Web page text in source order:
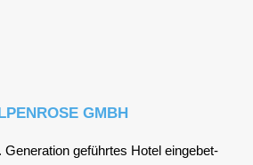
GMBH
Gene­ra­ti­on geführ­tes Hotel ein­ge­bet­